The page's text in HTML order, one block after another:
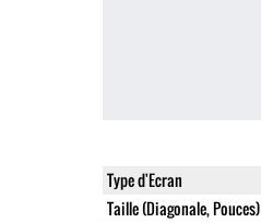
Type d'Ecran
Taille (Diagonale, Pouces)